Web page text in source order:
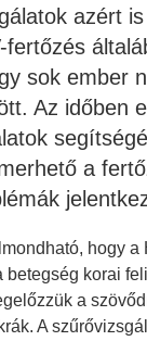
azért
fertőzés
sok ember
Az időben
a
hogy a
betegség korai
a
A